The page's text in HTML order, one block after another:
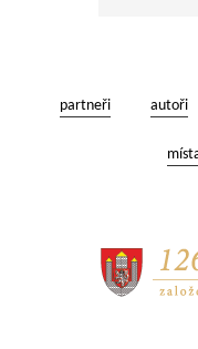
partneři autoři